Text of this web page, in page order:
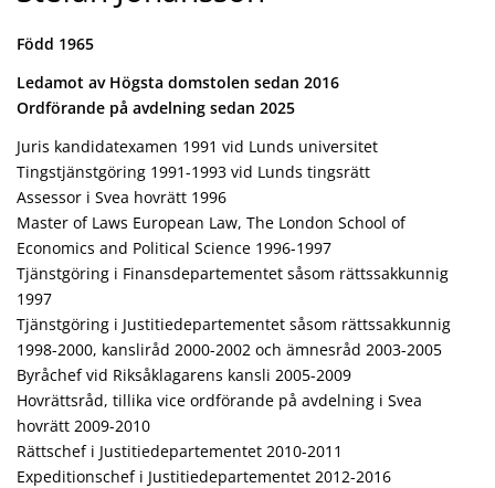
Född 1965
Ledamot av Högsta domstolen sedan 2016
Ordförande på avdelning sedan 2025
Juris kandidatexamen 1991 vid Lunds universitet
Tingstjänstgöring 1991-1993 vid Lunds tingsrätt
Assessor i Svea hovrätt 1996
Master of Laws European Law, The London School of
Economics and Political Science 1996-1997
Tjänstgöring i Finansdepartementet såsom rättssakkunnig
1997
Tjänstgöring i Justitiedepartementet såsom rättssakkunnig
1998-2000, kansliråd 2000-2002 och ämnesråd 2003-2005
Byråchef vid Riksåklagarens kansli 2005-2009
Hovrättsråd, tillika vice ordförande på avdelning i Svea
hovrätt 2009-2010
Rättschef i Justitiedepartementet 2010-2011
Expeditionschef i Justitiedepartementet 2012-2016